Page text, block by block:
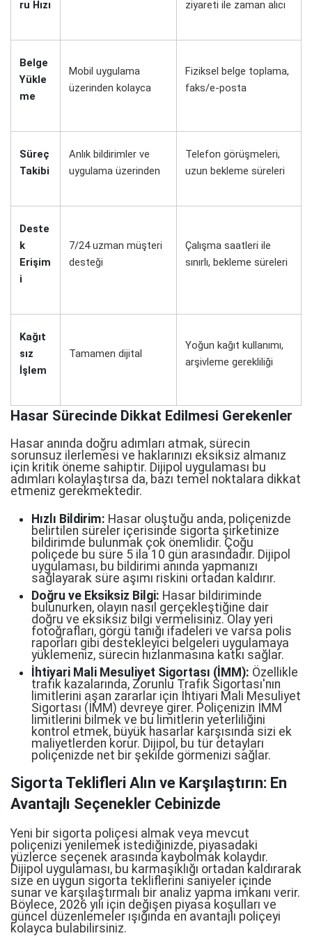
ru Hızı
ziyareti ile zaman alıcı
Belge
Yükle
me
Mobil uygulama
üzerinden kolayca
Fiziksel belge toplama,
faks/e-posta
Süreç
Takibi
Anlık bildirimler ve
uygulama üzerinden
Telefon görüşmeleri,
uzun bekleme süreleri
Deste
k
Erişim
i
7/24 uzman müşteri
desteği
Çalışma saatleri ile
sınırlı, bekleme süreleri
Kağıt
sız
İşlem
Tamamen dijital
Yoğun kağıt kullanımı,
arşivleme gerekliliği
Hasar Sürecinde Dikkat Edilmesi Gerekenler
Hasar anında doğru adımları atmak, sürecin
sorunsuz ilerlemesi ve haklarınızı eksiksiz almanız
için kritik öneme sahiptir. Dijipol uygulaması bu
adımları kolaylaştırsa da, bazı temel noktalara dikkat
etmeniz gerekmektedir.
Hızlı Bildirim: Hasar oluştuğu anda, poliçenizde
belirtilen süreler içerisinde sigorta şirketinize
bildirimde bulunmak çok önemlidir. Çoğu
poliçede bu süre 5 ila 10 gün arasındadır. Dijipol
uygulaması, bu bildirimi anında yapmanızı
sağlayarak süre aşımı riskini ortadan kaldırır.
Doğru ve Eksiksiz Bilgi: Hasar bildiriminde
bulunurken, olayın nasıl gerçekleştiğine dair
doğru ve eksiksiz bilgi vermelisiniz. Olay yeri
fotoğrafları, görgü tanığı ifadeleri ve varsa polis
raporları gibi destekleyici belgeleri uygulamaya
yüklemeniz, sürecin hızlanmasına katkı sağlar.
İhtiyari Mali Mesuliyet Sigortası (İMM): Özellikle
trafik kazalarında, Zorunlu Trafik Sigortası'nın
limitlerini aşan zararlar için İhtiyari Mali Mesuliyet
Sigortası (İMM) devreye girer. Poliçenizin İMM
limitlerini bilmek ve bu limitlerin yeterliliğini
kontrol etmek, büyük hasarlar karşısında sizi ek
maliyetlerden korur. Dijipol, bu tür detayları
poliçenizde net bir şekilde görmenizi sağlar.
Sigorta Teklifleri Alın ve Karşılaştırın: En
Avantajlı Seçenekler Cebinizde
Yeni bir sigorta poliçesi almak veya mevcut
poliçenizi yenilemek istediğinizde, piyasadaki
yüzlerce seçenek arasında kaybolmak kolaydır.
Dijipol uygulaması, bu karmaşıklığı ortadan kaldırarak
size en uygun sigorta tekliflerini saniyeler içinde
sunar ve karşılaştırmalı bir analiz yapma imkanı verir.
Böylece, 2026 yılı için değişen piyasa koşulları ve
güncel düzenlemeler ışığında en avantajlı poliçeyi
kolayca bulabilirsiniz.